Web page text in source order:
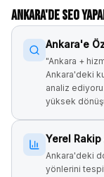
Ankara'de SEO
Ankara'e
"Ankara +
Ankara'deki
analiz
yüksek
Yerel
Ankara'deki
yönlerini